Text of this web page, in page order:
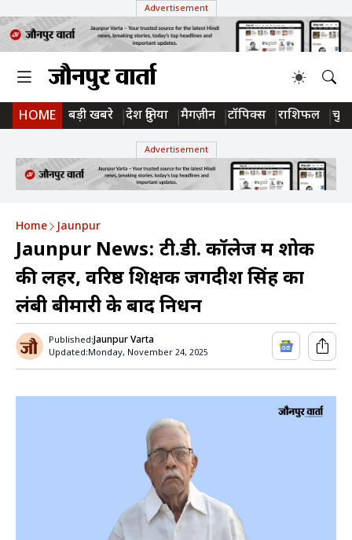
Advertisement
HOME बड़ी खबरे देश दुनिया मैगज़ीन टॉपिक्स राशिफल
Advertisement
Home Jaunpur
Jaunpur News: टी.डी. कॉलेज में शोक
की लहर, वरिष्ठ शिक्षक जगदीश सिंह का
लंबी बीमारी के बाद निधन
Published:Jaunpur Varta
Updated:Monday, November 24, 2025